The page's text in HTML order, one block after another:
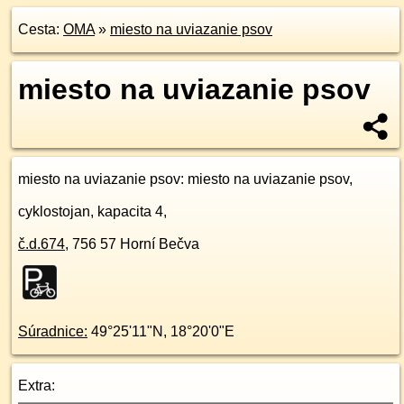
Cesta: OMA» miesto na uviazanie psov
miesto na uviazanie psov
miesto na uviazanie psov: miesto na uviazanie psov,
cyklostojan, kapacita 4,
č.d.674, 756 57 Horní Bečva
Súradnice: 49°25'11"N , 18°20'0"E
Extra: